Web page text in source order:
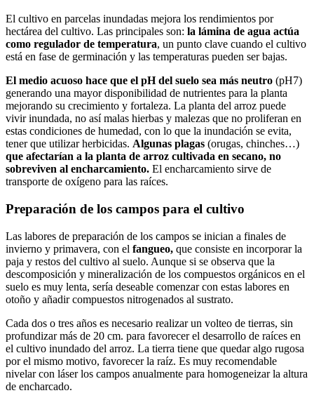
El cultivo en parcelas inundadas mejora los rendimientos por
hectárea del cultivo. Las principales son: la lámina de agua actúa
como regulador de temperatura, un punto clave cuando el cultivo
está en fase de germinación y las temperaturas pueden ser bajas.
El medio acuoso hace que el pH del suelo sea más neutro (pH7)
generando una mayor disponibilidad de nutrientes para la planta
mejorando su crecimiento y fortaleza. La planta del arroz puede
vivir inundada, no así malas hierbas y malezas que no proliferan en
estas condiciones de humedad, con lo que la inundación se evita,
tener que utilizar herbicidas. Algunas plagas (orugas, chinches…)
que afectarían a la planta de arroz cultivada en secano, no
sobreviven al encharcamiento. El encharcamiento sirve de
transporte de oxígeno para las raíces.
Preparación de los campos para el cultivo
Las labores de preparación de los campos se inician a finales de
invierno y primavera, con el fangueo, que consiste en incorporar la
paja y restos del cultivo al suelo. Aunque si se observa que la
descomposición y mineralización de los compuestos orgánicos en el
suelo es muy lenta, sería deseable comenzar con estas labores en
otoño y añadir compuestos nitrogenados al sustrato.
Cada dos o tres años es necesario realizar un volteo de tierras, sin
profundizar más de 20 cm. para favorecer el desarrollo de raíces en
el cultivo inundado del arroz. La tierra tiene que quedar algo rugosa
por el mismo motivo, favorecer la raíz. Es muy recomendable
nivelar con láser los campos anualmente para homogeneizar la altura
de encharcado.